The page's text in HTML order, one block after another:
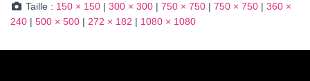
Taille : 150 × 150 | 300 × 300 | 750 × 750 | 750 × 750 | 360 ×
240 | 500 × 500 | 272 × 182 | 1080 × 1080